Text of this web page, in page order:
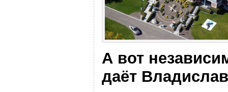
А вот
даёт